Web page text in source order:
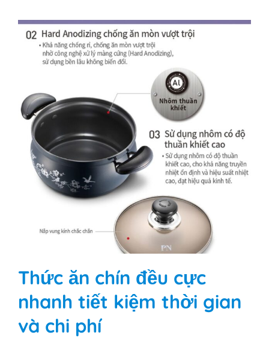
Thức ăn chín đều cực
nhanh tiết kiệm thời gian
và chi phí